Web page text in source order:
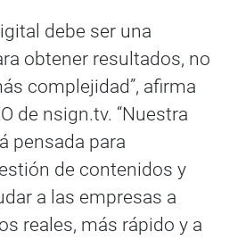
debe ser una
obtener resultados, no
complejidad”, afirma
de nsign.tv. “Nuestra
pensada para
de contenidos y
a las empresas a
reales, más rápido y a